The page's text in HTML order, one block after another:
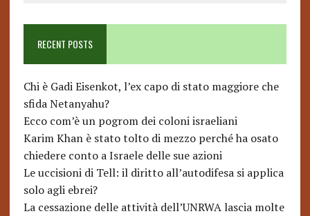
RECENT POSTS
Chi è Gadi Eisenkot, l’ex capo di stato maggiore che
sfida Netanyahu?
Ecco com’è un pogrom dei coloni israeliani
Karim Khan è stato tolto di mezzo perché ha osato
chiedere conto a Israele delle sue azioni
Le uccisioni di Tell: il diritto all’autodifesa si applica
solo agli ebrei?
La cessazione delle attività dell’UNRWA lascia molte